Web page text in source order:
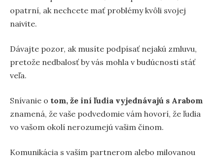
opatrní, ak nechcete mať problémy kvôli svojej
naivite.
Dávajte pozor, ak musíte podpísať nejakú zmluvu,
pretože nedbalosť by vás mohla v budúcnosti stáť
veľa.
Snívanie o tom, že iní ľudia vyjednávajú s Arabom
znamená, že vaše podvedomie vám hovorí, že ľudia
vo vašom okolí nerozumejú vašim činom.
Komunikácia s vaším partnerom alebo milovanou